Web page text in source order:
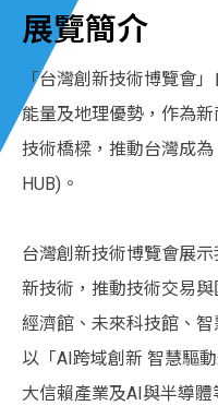
展覽簡介
「台灣創新技術博覽會
能量及地理優勢，作為
技術橋樑，推動台灣成
HUB)。
台灣創新技術博覽會展
新技術，推動技術交易
經濟館、未來科技館、
以「AI跨域創新 智慧驅
大信賴產業及AI與半導